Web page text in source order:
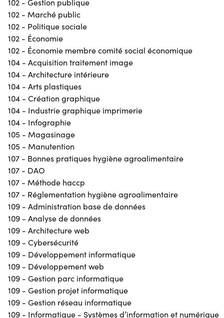
102 - Gestion publique
102 - Marché public
102 - Politique sociale
102 - Économie
102 - Économie membre comité social économique
104 - Acquisition traitement image
104 - Architecture intérieure
104 - Arts plastiques
104 - Création graphique
104 - Industrie graphique imprimerie
104 - Infographie
105 - Magasinage
105 - Manutention
107 - Bonnes pratiques hygiène agroalimentaire
107 - DAO
107 - Méthode haccp
107 - Réglementation hygiène agroalimentaire
109 - Administration base de données
109 - Analyse de données
109 - Architecture web
109 - Cybersécurité
109 - Développement informatique
109 - Développement web
109 - Gestion parc informatique
109 - Gestion projet informatique
109 - Gestion réseau informatique
109 - Informatique - Systèmes d’information et numérique